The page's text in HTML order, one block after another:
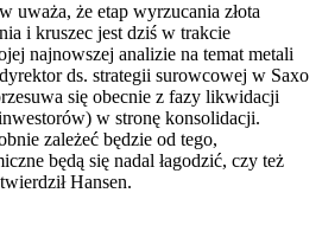
uważa, że etap wyrzucania złota
i kruszec jest dziś w trakcie
najnowszej analizie na temat metali
ds. strategii surowcowej w Saxo
się obecnie z fazy likwidacji
w stronę konsolidacji.
zależeć będzie od tego,
będą się nadal łagodzić, czy też
Hansen.